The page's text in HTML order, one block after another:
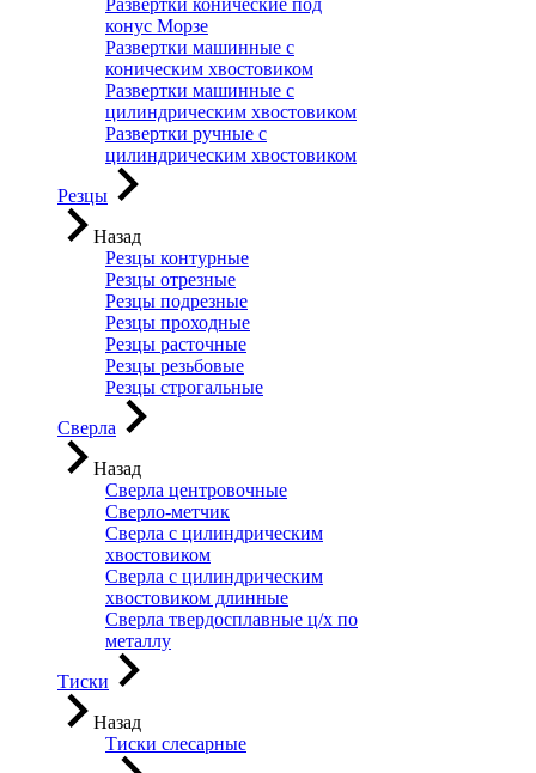
Развертки конические под
конус Морзе
Развертки машинные с
коническим хвостовиком
Развертки машинные с
цилиндрическим хвостовиком
Развертки ручные с
цилиндрическим хвостовиком
Резцы
Назад
Резцы контурные
Резцы отрезные
Резцы подрезные
Резцы проходные
Резцы расточные
Резцы резьбовые
Резцы строгальные
Сверла
Назад
Сверла центровочные
Сверло-метчик
Сверла с цилиндрическим
хвостовиком
Сверла с цилиндрическим
хвостовиком длинные
Сверла твердосплавные ц/х по
металлу
Тиски
Назад
Тиски слесарные